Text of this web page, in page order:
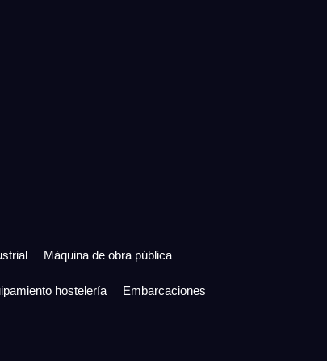
Máquina de obra pública
hostelería Embarcaciones